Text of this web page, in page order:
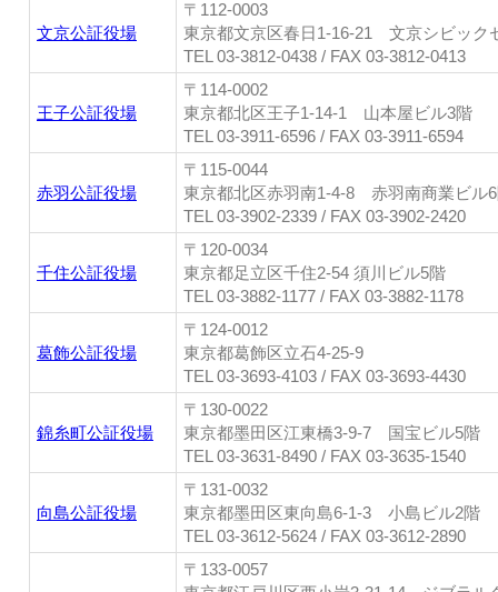
文京公証役場
〒112-0003
東京都文京区春日1-16-21 文京シビック
TEL 03-3812-0438 / FAX 03-3812-0413
王子公証役場
〒114-0002
東京都北区王子1-14-1 山本屋ビル3階
TEL 03-3911-6596 / FAX 03-3911-6594
赤羽公証役場
〒115-0044
東京都北区赤羽南1-4-8 赤羽南商業ビル
TEL 03-3902-2339 / FAX 03-3902-2420
千住公証役場
〒120-0034
東京都足立区千住2-54 須川ビル5階
TEL 03-3882-1177 / FAX 03-3882-1178
葛飾公証役場
〒124-0012
東京都葛飾区立石4-25-9
TEL 03-3693-4103 / FAX 03-3693-4430
錦糸町公証役場
〒130-0022
東京都墨田区江東橋3-9-7 国宝ビル5階
TEL 03-3631-8490 / FAX 03-3635-1540
向島公証役場
〒131-0032
東京都墨田区東向島6-1-3 小島ビル2階
TEL 03-3612-5624 / FAX 03-3612-2890
〒133-0057